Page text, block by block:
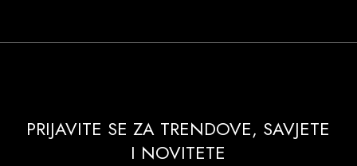
PRIJAVITE SE ZA TRENDOVE, SAVJETE
I NOVITETE